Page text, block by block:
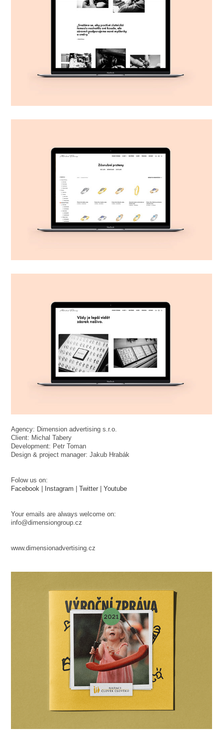
Agency: Dimension advertising s.r.o.
Client: Michal Tabery
Development: Petr Toman
Design & project manager: Jakub Hrabák
Folow us on:
Facebook
Instagram |Twitter |Youtube
Your emails are always welcome on:
info@dimensiongroup.cz
www.dimensionadvertising.cz